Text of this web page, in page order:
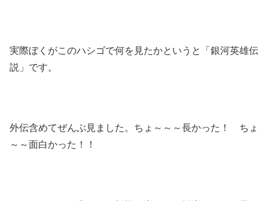
実際ぼくがこのハシゴで何を見たかというと「銀河英雄伝
説」です。
外伝含めてぜんぶ見ました。ちょ～～～長かった！ ちょ
～～面白かった！！